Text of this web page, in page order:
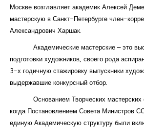
Москве возглавляет академик Алексей
мастерскую в Санкт-Петербурге член-
Александрович Харшак.
Академические мастерские – это
подготовки художников, своего рода
3-х годичную стажировку выпускники
выдержавшие конкурсный отбор.
Основанием Творческих мастерских
когда Постановлением Совета Министров
единую Академическую структуру были